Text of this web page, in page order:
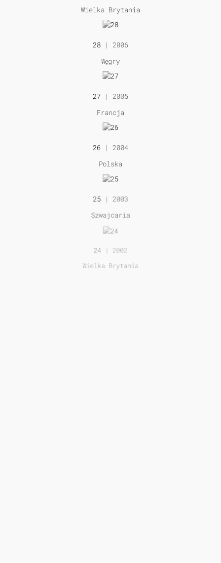
Wielka Brytania
28 | 2006
Węgry
27 | 2005
Francja
26 | 2004
Polska
25 | 2003
Szwajcaria
24| 2002
Wielka Brytania